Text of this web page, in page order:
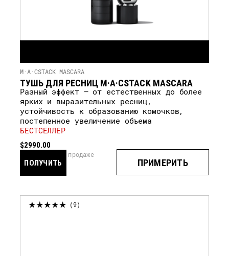
M·A·CSTACK MASCARA
ТУШЬ ДЛЯ РЕСНИЦ M·A·CSTACK MASCARA
Разный эффект — от естественных до более
ярких и выразительных ресниц,
устойчивость к образованию комочков,
постепенное увеличение объема
БЕСТСЕЛЛЕР
$2990.00
ПРИМЕРИТЬ
ПОЛУЧИТЬ
скоро в продаже
9